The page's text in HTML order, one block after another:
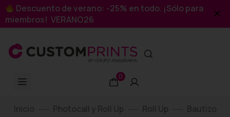
Descuento de verano: -25% en todo. ¡Sólo para
miembros! VERANO26
0
Inicio Photocall y Roll Up Roll Up
Bautizo